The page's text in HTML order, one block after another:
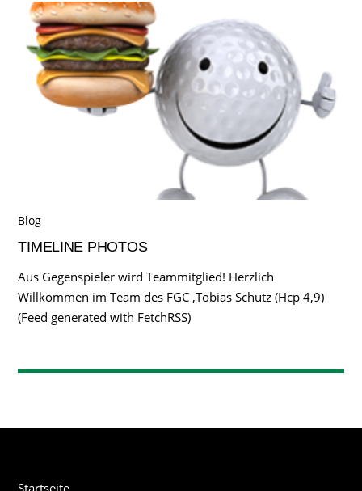
Blog
TIMELINE PHOTOS
Aus Gegenspieler wird Teammitglied! Herzlich
Willkommen im Team des FGC ,Tobias Schütz (Hcp 4,9)
(Feed generated with FetchRSS)